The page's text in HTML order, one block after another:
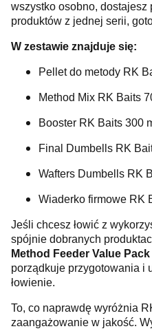
wszystko osobno, dostajesz
produktów z jednej serii,
W zestawie znajduje się:
Pellet do metody RK
Method Mix RK Baits
Booster RK Baits 300
Final Dumbells RK
Wafters Dumbells RK
Wiaderko firmowe RK
Jeśli chcesz łowić z
spójnie dobranych
Method Feeder Value Pack
porządkuje przygotowania i
łowienie.
To, co naprawdę wyróżnia
zaangażowanie w jakość.